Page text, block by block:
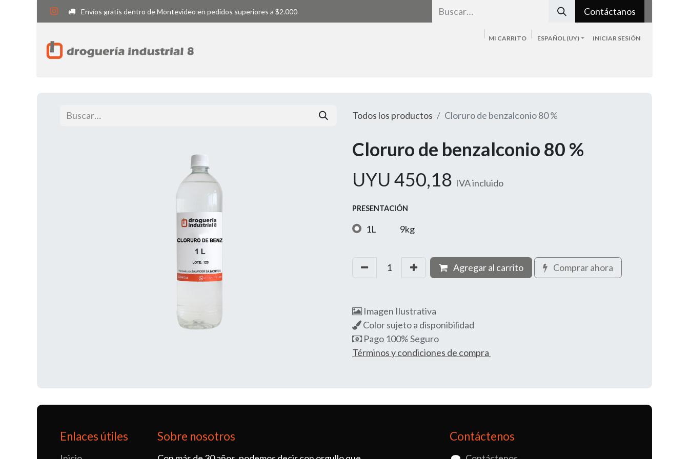
Envíos gratis dentro de Montevideo en pedidos superiores a $2.000 Contáctanos
MI CARRITO ESPAÑOL (UY) INICIAR SESIÓN
Todos los productos Cloruro de benzalconio 80 %
Cloruro de benzalconio 80 %
UYU 450,18 IVA incluido
PRESENTACIÓN
1L 9kg
Agregar al carrito Comprar ahora
Imagen Ilustrativa
Color sujeto a disponibilidad
Pago 100% Seguro
Términos y condiciones de compra
Enlaces útiles Sobre nosotros Contáctenos